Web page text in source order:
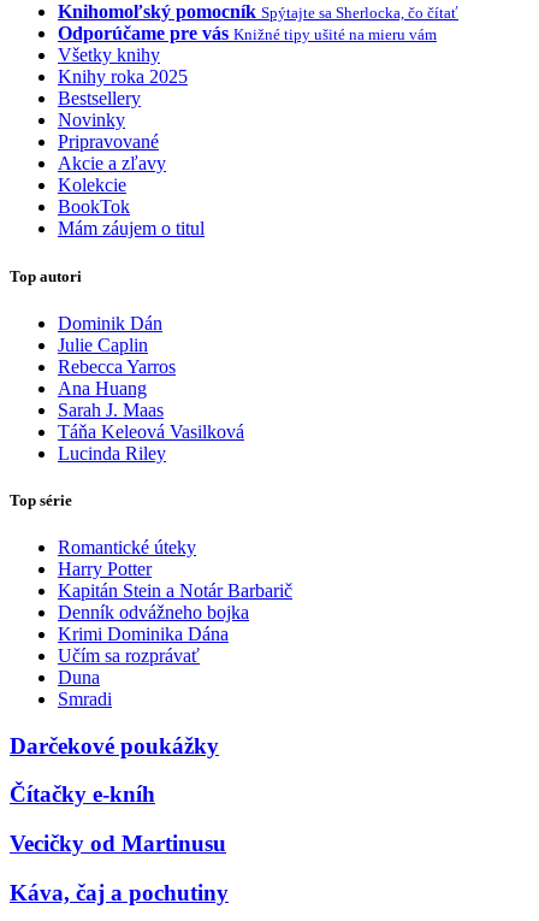
Knihomoľský pomocník Spýtajte sa Sherlocka, čo čítať
Odporúčame pre vás Knižné tipy ušité na mieru vám
Všetky knihy
Knihy roka 2025
Bestsellery
Novinky
Pripravované
Akcie a zľavy
Kolekcie
BookTok
Mám záujem o titul
Top autori
Dominik Dán
Julie Caplin
Rebecca Yarros
Ana Huang
Sarah J. Maas
Táňa Keleová Vasilková
Lucinda Riley
Top série
Romantické úteky
Harry Potter
Kapitán Stein a Notár Barbarič
Denník odvážneho bojka
Krimi Dominika Dána
Učím sa rozprávať
Duna
Smradi
Darčekové poukážky
Čítačky e-kníh
Vecičky od Martinusu
Káva, čaj a pochutiny